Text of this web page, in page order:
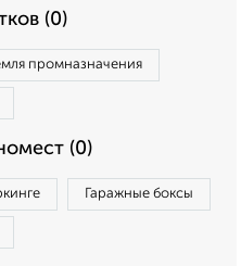
(0)
промназначения
(0)
Гаражные боксы